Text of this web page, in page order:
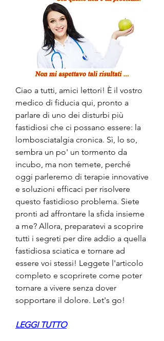
Ciao a tutti, amici lettori! È il vostro
medico di fiducia qui, pronto a
parlare di uno dei disturbi più
fastidiosi che ci possano essere: la
lombosciatalgia cronica. Sì, lo so,
sembra un po' un tormento da
incubo, ma non temete, perché
oggi parleremo di terapie innovative
e soluzioni efficaci per risolvere
questo fastidioso problema. Siete
pronti ad affrontare la sfida insieme
a me? Allora, preparatevi a scoprire
tutti i segreti per dire addio a quella
fastidiosa sciatica e tornare ad
essere voi stessi! Leggete l'articolo
completo e scoprirete come poter
tornare a vivere senza dover
sopportare il dolore. Let's go!
LEGGI TUTTO